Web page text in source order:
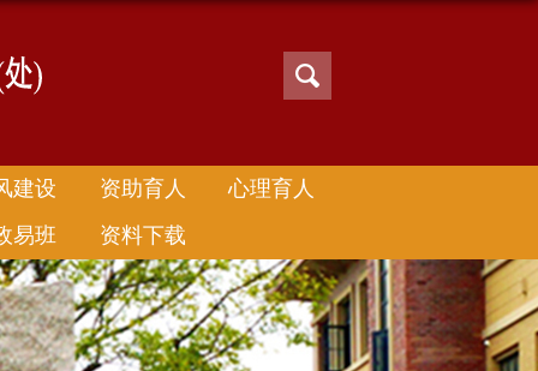
建设 资助育人
心理育人
易班
资料下载